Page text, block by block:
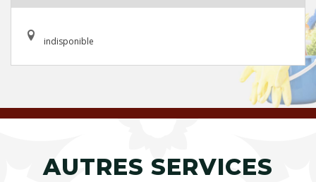
indisponible
AUTRES SERVICES